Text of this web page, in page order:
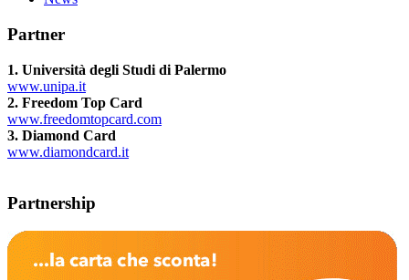
Partner
1. Università degli Studi di Palermo
www.unipa.it
2. Freedom Top Card
www.freedomtopcard.com
3. Diamond Card
www.diamondcard.it
Partnership